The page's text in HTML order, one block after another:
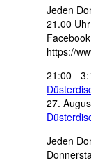
Jeden
21.00
https://
21:00 -
27.
Jeden